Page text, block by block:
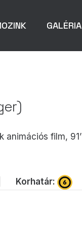
GALÉRIA
film, 91’
Korhatár: